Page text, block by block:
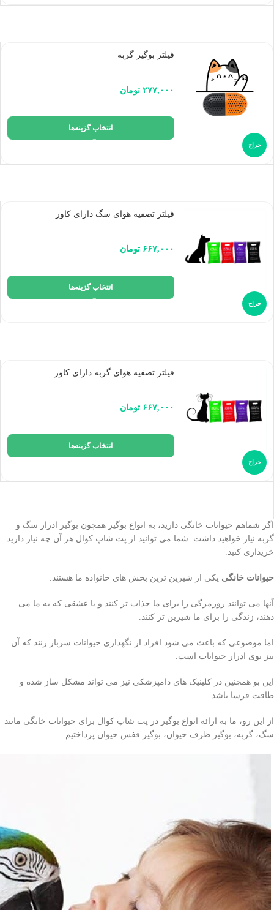
حراج
فیلتر بوگیر گربه
۲۷۷,۰۰۰ تومان
انتخاب گزینه‌ها
حراج
فیلتر تصفیه هوای سگ دارای کاور
۶۶۷,۰۰۰ تومان
انتخاب گزینه‌ها
حراج
فیلتر تصفیه هوای گربه دارای کاور
۶۶۷,۰۰۰ تومان
انتخاب گزینه‌ها
اگر شماهم حیوانات خانگی دارید، به انواع بوگیر همچون بوگیر ادرار سگ و
گربه نیاز خواهید داشت. شما می توانید از پت شاپ کوال هر آن چه نیاز دارید
خریداری کنید.
حیوانات خانگی یکی از شیرین ترین بخش های خانواده ما هستند.
آنها می توانند روزمرگی را برای ما جذاب تر کنند و با عشقی که به ما می
دهند، زندگی را برای ما شیرین تر کنند.
اما موضوعی که باعث می شود افراد از نگهداری حیوانات سرباز زنند که آن
نیز بوی ادرار حیوانات است.
این بو همچنین در کلینیک های دامپزشکی نیز می تواند مشکل ساز شده و
طاقت فرسا باشد.
از این رو، ما به ارائه انواع بوگیر در پت شاپ کوال برای حیوانات خانگی مانند
سگ، گربه، بوگیر ظرف حیوان، بوگیر قفس حیوان پرداختیم .